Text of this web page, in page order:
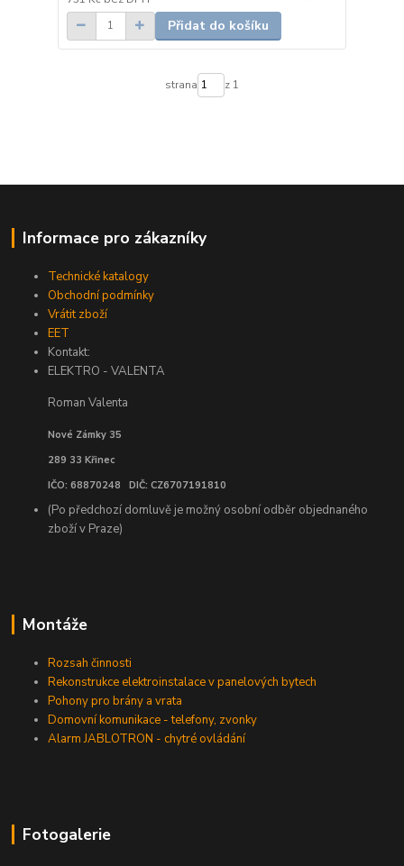
Přidat do košíku
strana z 1
Informace pro zákazníky
Technické katalogy
Obchodní podmínky
Vrátit zboží
EET
Kontakt:
ELEKTRO - VALENTA
Roman Valenta
Nové Zámky 35
289 33 Křinec
IČO: 68870248 DIČ: CZ6707191810
(Po předchozí domluvě je možný osobní odběr objednaného
zboží v Praze)
Montáže
Rozsah činnosti
Rekonstrukce elektroinstalace v panelových bytech
Pohony pro brány a vrata
Domovní komunikace - telefony, zvonky
Alarm JABLOTRON - chytré ovládání
Fotogalerie